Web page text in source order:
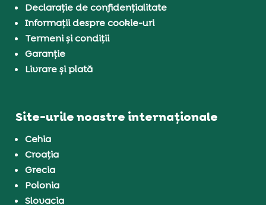
Declarație de confidențialitate
Informații despre cookie-uri
Termeni și condiții
Garanție
Livrare și plată
Site-urile noastre internaționale
Cehia
Croația
Grecia
Polonia
Slovacia